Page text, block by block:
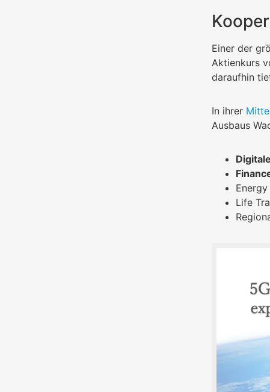
Einer der
Aktienkurs
daraufhin
In ihrer
Ausbaus
Energy
Life